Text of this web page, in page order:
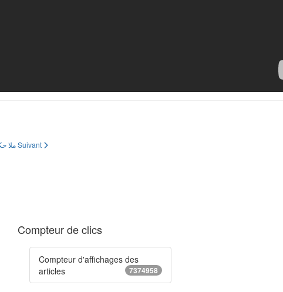
Suivant
Compteur de clics
Compteur d'affichages des
articles
7374958